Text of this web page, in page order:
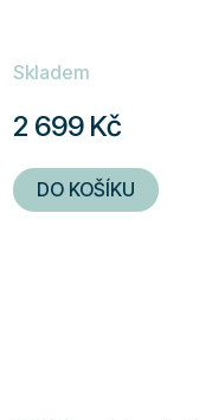
Skladem
2 699 Kč
DO KOŠÍKU